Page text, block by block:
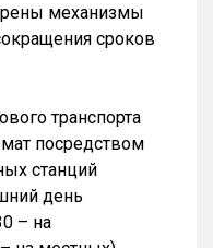
механизмы
сроков
транспорта
посредством
станций
день
– на